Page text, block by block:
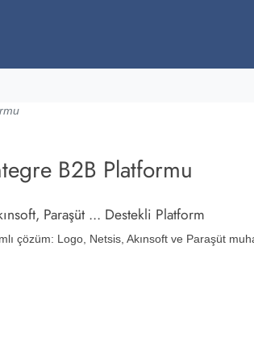
B2B Platformu
Paraşüt ... Destekli Platform
çözüm: Logo, Netsis, Akınsoft ve Paraşüt